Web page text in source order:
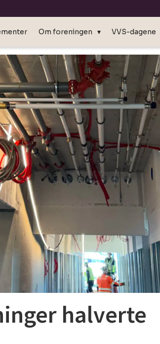
Om foreningen VVS-dagene
halverte